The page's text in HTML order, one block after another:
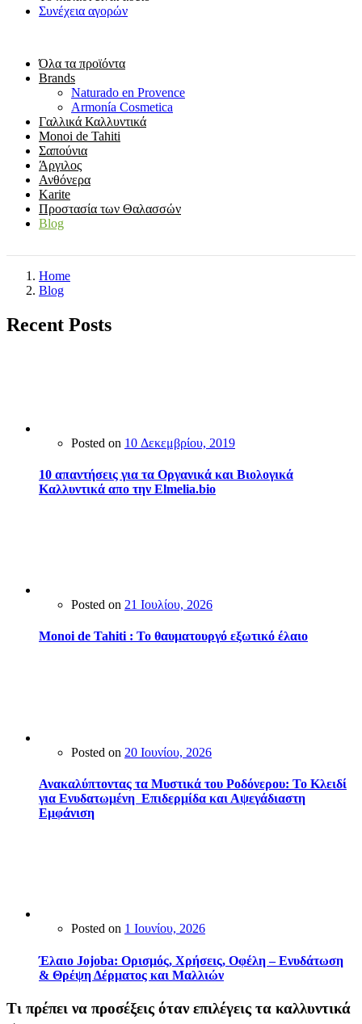
Συνέχεια αγορών
Όλα τα προϊόντα
Brands
Naturado en Provence
Armonía Cosmetica
Γαλλικά Καλλυντικά
Monoi de Tahiti
Σαπούνια
Άργιλος
Ανθόνερα
Karite
Προστασία των Θαλασσών
Blog
Home
Blog
Recent Posts
Posted on 10 Δεκεμβρίου, 2019
10 απαντήσεις για τα Οργανικά και Βιολογικά
Καλλυντικά απο την Elmelia.bio
Posted on 21 Ιουλίου, 2026
Monoi de Tahiti : Το θαυματουργό εξωτικό έλαιο
Posted on 20 Ιουνίου, 2026
Ανακαλύπτοντας τα Μυστικά του Ροδόνερου: Το Κλειδί
για Ενυδατωμένη Επιδερμίδα και Αψεγάδιαστη
Εμφάνιση
Posted on 1 Ιουνίου, 2026
Έλαιο Jojoba: Ορισμός, Χρήσεις, Οφέλη – Ενυδάτωση
& Θρέψη Δέρματος και Μαλλιών
Τι πρέπει να προσέξεις όταν επιλέγεις τα καλλυντικά